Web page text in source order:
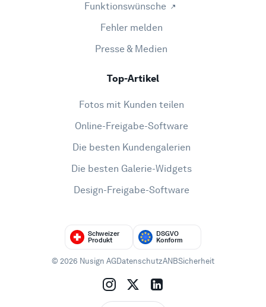
Funktionswünsche
Fehler melden
Presse & Medien
Top-Artikel
Fotos mit Kunden teilen
Online-Freigabe-Software
Die besten Kundengalerien
Die besten Galerie-Widgets
Design-Freigabe-Software
Schweizer
Produkt
DSGVO
Konform
© 2026 Nusign AGDatenschutzANBSicherheit